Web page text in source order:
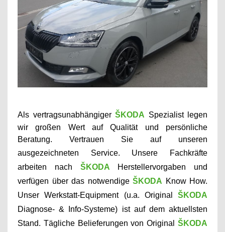
Als vertragsunabhängiger ŠKODA Spezialistlegen
wir großen Wert auf Qualität und persönliche
Beratung. Vertrauen Sie auf unseren
ausgezeichneten Service. Unsere Fachkräfte
arbeiten nach ŠKODA
Herstellervorgaben und
verfügen über das notwendige ŠKODA Know How.
Unser Werkstatt-Equipment (u.a. Original
ŠKODA
Diagnose- & Info-Systeme) ist auf dem aktuellsten
Stand. Tägliche Belieferungen von Original
ŠKODA